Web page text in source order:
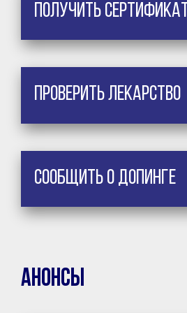
Получить сертификат
Проверить лекарство
Сообщить о допинге
Анонсы